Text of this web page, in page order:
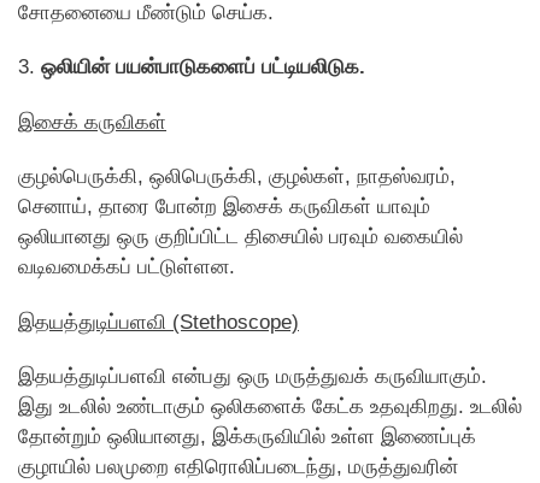
சோதனையை மீண்டும் செய்க.
3. ஒலியின் பயன்பாடுகளைப் பட்டியலிடுக.
இசைக் கருவிகள்
குழல்பெருக்கி, ஒலிபெருக்கி, குழல்கள், நாதஸ்வரம்,
செனாய், தாரை போன்ற இசைக் கருவிகள் யாவும்
ஒலியானது ஒரு குறிப்பிட்ட திசையில் பரவும் வகையில்
வடிவமைக்கப் பட்டுள்ளன.
இதயத்துடிப்பளவி (Stethoscope)
இதயத்துடிப்பளவி என்பது ஒரு மருத்துவக் கருவியாகும்.
இது உடலில் உண்டாகும் ஒலிகளைக் கேட்க உதவுகிறது. உடலில்
தோன்றும் ஒலியானது, இக்கருவியில் உள்ள இணைப்புக்
குழாயில் பலமுறை எதிரொலிப்படைந்து, மருத்துவரின்